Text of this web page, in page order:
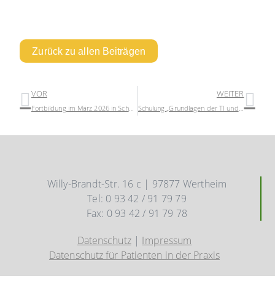
Zurück zu allen Beiträgen
VOR
Fortbildung im März 2026 in Schweinfurt
WEITER
Willy-Brandt-Str. 16 c | 97877 Wertheim
Tel: 0 93 42 / 91 79 79
Fax: 0 93 42 / 91 79 78
Datenschutz| Impressum
Datenschutz für Patienten in der Praxis